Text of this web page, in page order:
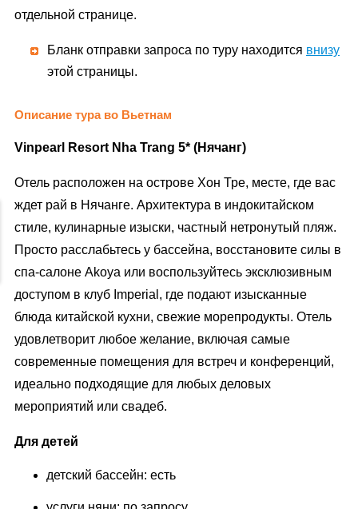
отдельной странице.
Бланк отправки запроса по туру находится внизу
этой страницы.
Описание тура во Вьетнам
Vinpearl Resort Nha Trang 5* (Нячанг)
Отель расположен на острове Хон Тре, месте, где вас
ждет рай в Нячанге. Архитектура в индокитайском
стиле, кулинарные изыски, частный нетронутый пляж.
Просто расслабьтесь у бассейна, восстановите силы в
спа-салоне Akoya или воспользуйтесь эксклюзивным
доступом в клуб Imperial, где подают изысканные
блюда китайской кухни, свежие морепродукты. Отель
удовлетворит любое желание, включая самые
современные помещения для встреч и конференций,
идеально подходящие для любых деловых
мероприятий или свадеб.
Для детей
детский бассейн: есть